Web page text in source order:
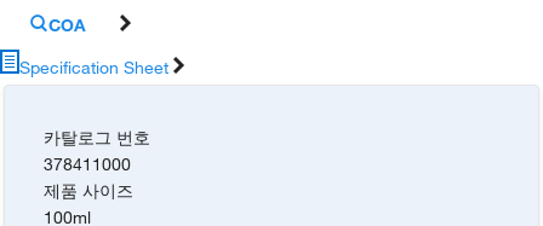
COA
Specification Sheet
카탈로그 번호
378411000
제품 사이즈
100ml